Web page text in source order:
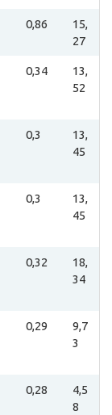
0,86
15,
27
0,34
13,
52
0,3
13,
45
0,3
13,
45
0,32
18,
34
0,29
9,7
3
0,28
4,5
8